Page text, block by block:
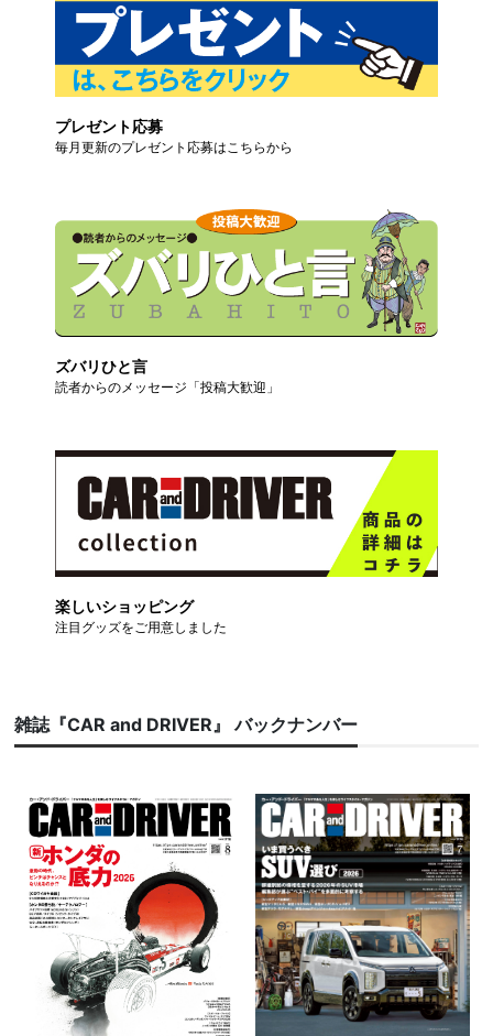
プレゼント応募
毎月更新のプレゼント応募はこちらから
ズバリひと言
読者からのメッセージ「投稿大歓迎」
楽しいショッピング
注目グッズをご用意しました
雑誌『CAR and DRIVER』 バックナンバー